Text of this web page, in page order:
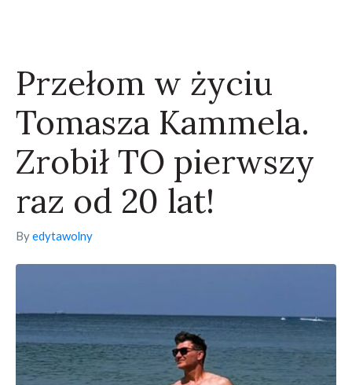
Przełom w życiu
Tomasza Kammela.
Zrobił TO pierwszy
raz od 20 lat!
Byedytawolny